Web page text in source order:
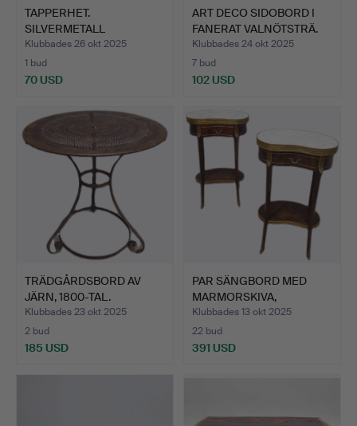
TAPPERHET.
SILVERMETALL
MITTBORDSBRICKA.
Klubbades 26 okt 2025
1 bud
70 USD
ART DECO SIDOBORD I
FANERAT VALNÖTSTRÄ.
Klubbades 24 okt 2025
7 bud
102 USD
TRÄDGÅRDSBORD AV
JÄRN, 1800-TAL.
Klubbades 23 okt 2025
2 bud
185 USD
PAR SÄNGBORD MED
MARMORSKIVA,
EMPIRESTIL.
Klubbades 13 okt 2025
22 bud
391 USD